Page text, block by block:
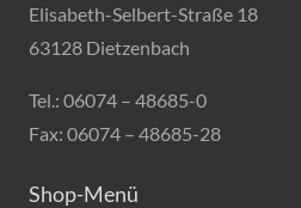
Elisabeth-Selbert-Straße 18
63128 Dietzenbach
Tel.: 06074 – 48685-0
Fax: 06074 – 48685-28
Shop-Menü